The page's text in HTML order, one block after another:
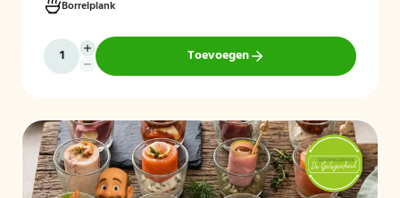
stijlvol worden gepresenteerd, zodat je gasten direct kunnen
genieten.
Borrelplank
Toevoegen